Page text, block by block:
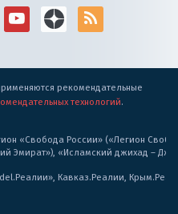
рекомендательные
технологий.
«Свобода России» («Легион
Эмират»), «Исламский джихад –
Кавказ.Реалии,